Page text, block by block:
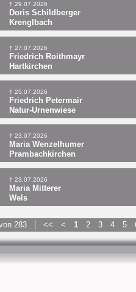
† 29.07.2026
Doris Schildberger
Krenglbach
† 27.07.2026
Friedrich Roithmayr
Hartkirchen
† 25.07.2026
Friedrich Petermair
Natur-Urnenwiese
† 23.07.2026
Maria Wenzelhumer
Prambachkirchen
† 23.07.2026
Maria Mitterer
Wels
283 << < 1 2 3 4 5